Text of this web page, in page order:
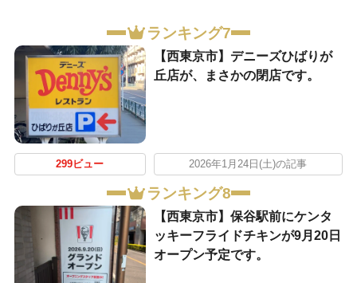
ランキング7
【西東京市】デニーズひばりが
丘店が、まさかの閉店です。
299ビュー 2026年1月24日(土)の記事
ランキング8
【西東京市】保谷駅前にケンタ
ッキーフライドチキンが9月20日
オープン予定です。